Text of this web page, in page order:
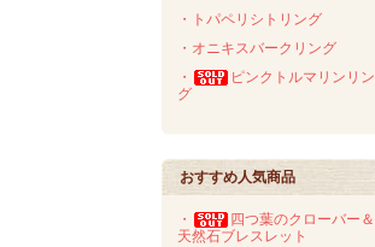
・トパペリシトリング
・オニキスバークリング
・
ピンクトルマリンリン
グ
おすすめ人気商品
・
四つ葉のクローバー＆
天然石ブレスレット